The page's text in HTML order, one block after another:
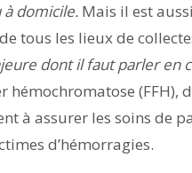
à domicile. Mais il est
tous les lieux de
dont il faut parler en
hémochromatose (FFH),
à assurer les soins de
d’hémorragies.